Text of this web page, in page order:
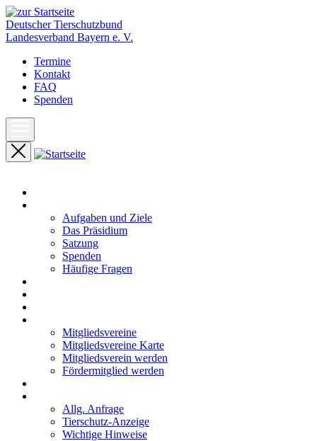
Deutscher Tierschutzbund
Landesverband Bayern e. V.
Termine
Kontakt
FAQ
Spenden
Aufgaben und Ziele
Das Präsidium
Satzung
Spenden
Häufige Fragen
Mitgliedsvereine
Mitgliedsvereine Karte
Mitgliedsverein werden
Fördermitglied werden
Allg. Anfrage
Tierschutz-Anzeige
Wichtige Hinweise